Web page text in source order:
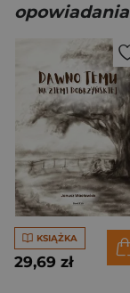
opowiadania
KSIĄŻKA
29,69 zł